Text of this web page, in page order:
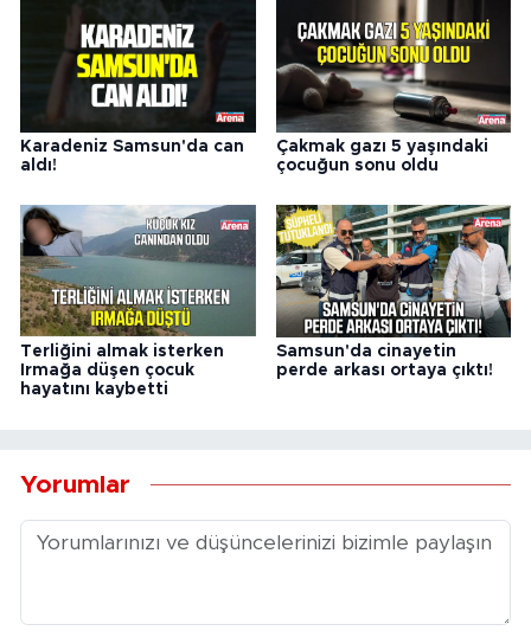
Karadeniz Samsun'da can
aldı!
Çakmak gazı 5 yaşındaki
çocuğun sonu oldu
Terliğini almak isterken
Irmağa düşen çocuk
hayatını kaybetti
Samsun'da cinayetin
perde arkası ortaya çıktı!
Yorumlar